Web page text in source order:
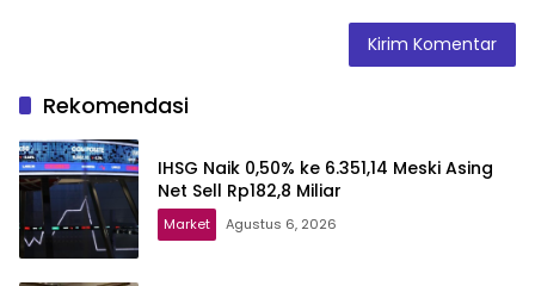
Rekomendasi
IHSG Naik 0,50% ke 6.351,14 Meski Asing
Net Sell Rp182,8 Miliar
Market Agustus 6, 2026